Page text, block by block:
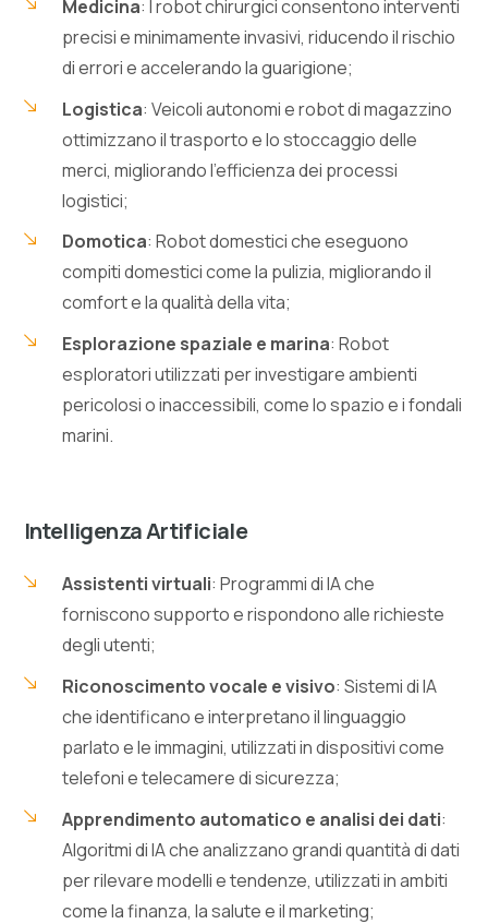
Medicina: I robot chirurgici consentono interventi
precisi e minimamente invasivi, riducendo il rischio
di errori e accelerando la guarigione;
Logistica: Veicoli autonomi e robot di magazzino
ottimizzano il trasporto e lo stoccaggio delle
merci, migliorando l’efficienza dei processi
logistici;
Domotica: Robot domestici che eseguono
compiti domestici come la pulizia, migliorando il
comfort e la qualità della vita;
Esplorazione spaziale e marina: Robot
esploratori utilizzati per investigare ambienti
pericolosi o inaccessibili, come lo spazio e i fondali
marini.
Intelligenza Artificiale
Assistenti virtuali: Programmi di IA che
forniscono supporto e rispondono alle richieste
degli utenti;
Riconoscimento vocale e visivo: Sistemi di IA
che identificano e interpretano il linguaggio
parlato e le immagini, utilizzati in dispositivi come
telefoni e telecamere di sicurezza;
Apprendimento automatico e analisi dei dati:
Algoritmi di IA che analizzano grandi quantità di dati
per rilevare modelli e tendenze, utilizzati in ambiti
come la finanza, la salute e il marketing;